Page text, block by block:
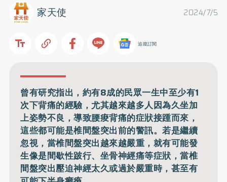
2024/7/5
家天使
追蹤訂閱
曾有研究指出，約有8成的民眾一生中至少有1
次下背痛的經驗，尤其越來越多人因為久坐加
上姿勢不良，導致腰痠背痛的症狀接踵而來，
這些都可能是椎間盤突出前的警訊。若是繼續
忽視，當椎間盤突出越來越嚴重，就有可能發
生像是間歇性跛行、坐骨神經痛等症狀，當椎
間盤突出壓迫神經太久或過於嚴重時，甚至有